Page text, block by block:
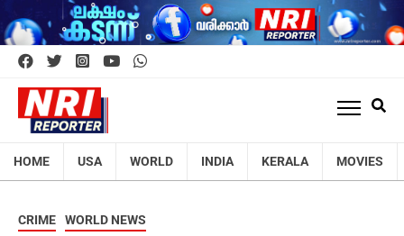
HOME USA WORLD INDIA KERALA MOVIES
CRIME WORLD NEWS